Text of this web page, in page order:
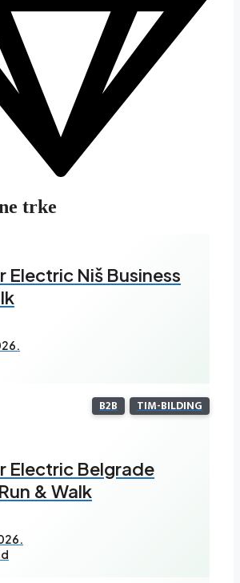
trke
Electric Niš Business
B2B TIM-BILDING
Electric Belgrade
& Walk